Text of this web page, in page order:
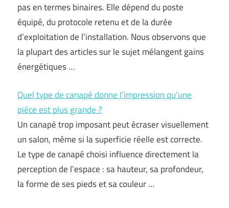
pas en termes binaires. Elle dépend du poste
équipé, du protocole retenu et de la durée
d’exploitation de l’installation. Nous observons que
la plupart des articles sur le sujet mélangent gains
énergétiques …
Quel type de canapé donne l’impression qu’une
pièce est plus grande ?
Un canapé trop imposant peut écraser visuellement
un salon, même si la superficie réelle est correcte.
Le type de canapé choisi influence directement la
perception de l’espace : sa hauteur, sa profondeur,
la forme de ses pieds et sa couleur …